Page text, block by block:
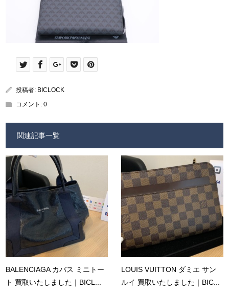
投稿者: BICLOCK
コメント:0
関連記事一覧
BALENCIAGA カバス ミニトー
ト 買取いたしました｜BICL...
LOUIS VUITTON ダミエ サン
ルイ 買取いたしました｜BIC...